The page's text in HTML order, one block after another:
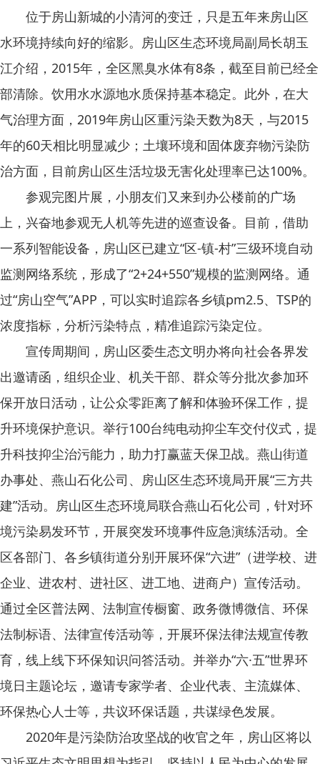
位于房山新城的小清河的变迁，只是五年来房山区
水环境持续向好的缩影。房山区生态环境局副局长胡玉
江介绍，2015年，全区黑臭水体有8条，截至目前已经全
部清除。饮用水水源地水质保持基本稳定。此外，在大
气治理方面，2019年房山区重污染天数为8天，与2015
年的60天相比明显减少；土壤环境和固体废弃物污染防
治方面，目前房山区生活垃圾无害化处理率已达100%。
参观完图片展，小朋友们又来到办公楼前的广场
上，兴奋地参观无人机等先进的巡查设备。目前，借助
一系列智能设备，房山区已建立“区-镇-村”三级环境自动
监测网络系统，形成了“2+24+550”规模的监测网络。通
过“房山空气”APP，可以实时追踪各乡镇pm2.5、TSP的
浓度指标，分析污染特点，精准追踪污染定位。
宣传周期间，房山区委生态文明办将向社会各界发
出邀请函，组织企业、机关干部、群众等分批次参加环
保开放日活动，让公众零距离了解和体验环保工作，提
升环境保护意识。举行100台纯电动抑尘车交付仪式，提
升科技抑尘治污能力，助力打赢蓝天保卫战。燕山街道
办事处、燕山石化公司、房山区生态环境局开展“三方共
建”活动。房山区生态环境局联合燕山石化公司，针对环
境污染易发环节，开展突发环境事件应急演练活动。全
区各部门、各乡镇街道分别开展环保“六进”（进学校、进
企业、进农村、进社区、进工地、进商户）宣传活动。
通过全区普法网、法制宣传橱窗、政务微博微信、环保
法制标语、法律宣传活动等，开展环保法律法规宣传教
育，线上线下环保知识问答活动。并举办“六·五”世界环
境日主题论坛，邀请专家学者、企业代表、主流媒体、
环保热心人士等，共议环保话题，共谋绿色发展。
2020年是污染防治攻坚战的收官之年，房山区将以